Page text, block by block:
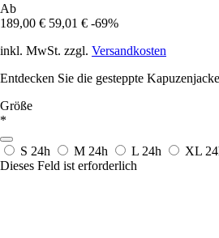
Ab
189,00 € 59,01 € -69%
inkl. MwSt. zzgl. Versandkosten
Entdecken Sie die gesteppte
Größe
*
S 24h M 24h L 24h XL
Dieses Feld ist erforderlich